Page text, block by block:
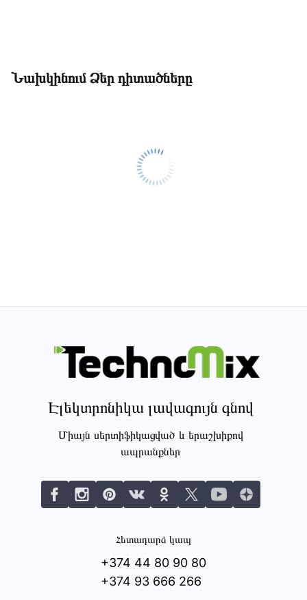
Նախկինում Ձեր դիտածները
Էլեկտրոնիկա լավագույն գնով
Միայն սերտիֆիկացված և երաշխիքով
ապրանքներ
Հետադարձ կապ
+374 44 80 90 80
+374 93 666 266